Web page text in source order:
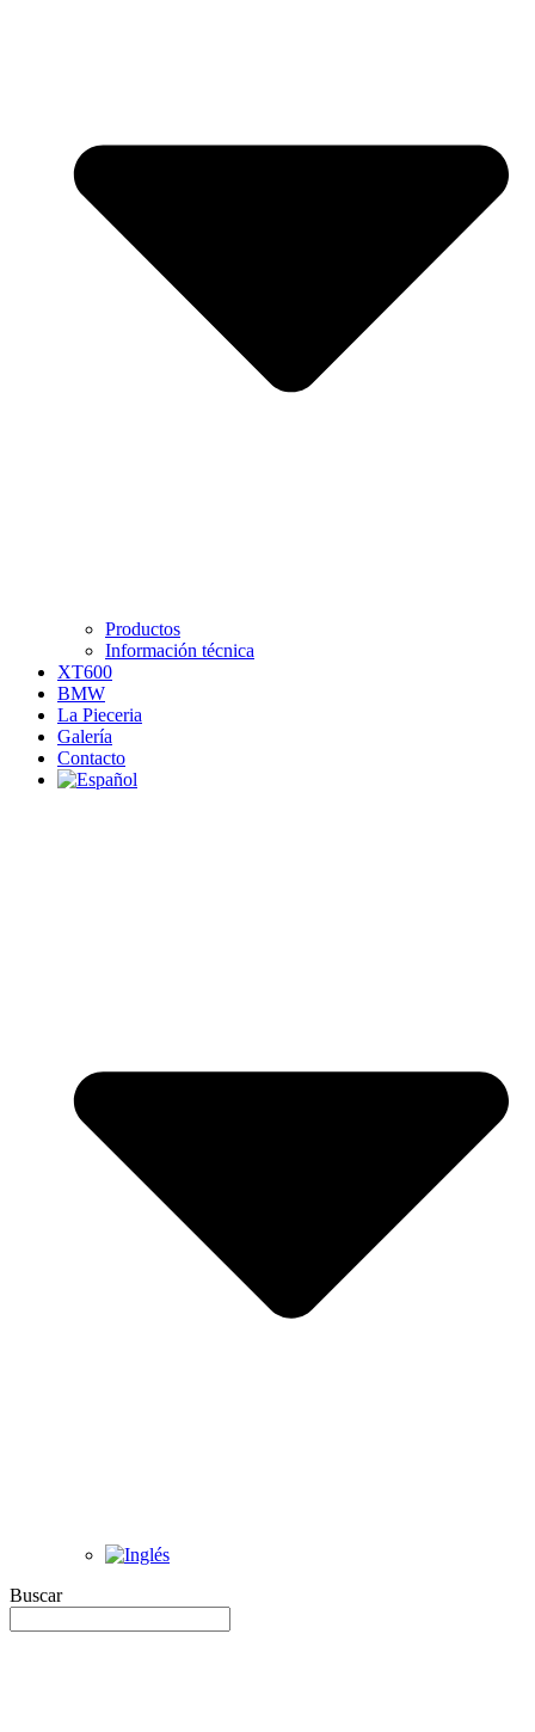
Productos
Información técnica
XT600
BMW
La Pieceria
Galería
Contacto
Buscar